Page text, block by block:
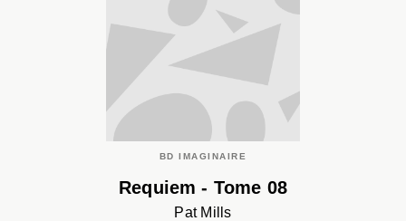
BD IMAGINAIRE
Requiem - Tome 08
Pat Mills